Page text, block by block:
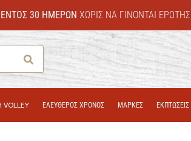
ΕΝΤΌΣ 30 ΗΜΕΡΏΝ ΧΩΡΊΣ ΝΑ ΓΊΝΟΝΤΑΙ
Αναζήτηση
VOLLEY ΕΛΕΥΘΕΡΟΣ ΧΡΟΝΟΣ ΜΑΡΚΕΣ ΕΚΠΤΩΣΕΙΣ